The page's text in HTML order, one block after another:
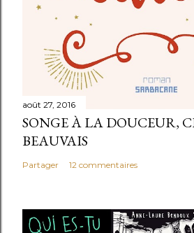
août 27, 2016
SONGE À LA DOUCEUR,
BEAUVAIS
Partager 12 commentaires